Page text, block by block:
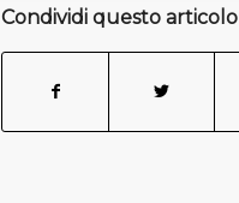
Condividi questo articolo